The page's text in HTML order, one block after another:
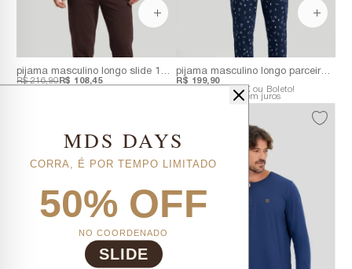
pijama masculino longo slide 100% algodão | acompanha embalagem personalizada
R$ 216,90R$ 108,45
pijama masculino longo parceiros | meia malha com estampa exclusiva
no PIX ou Boleto!
R$ 199,90
R$ 33,32sem juros
MDS DAYS
CORRA, É POR TEMPO LIMITADO
50% OFF
NO COORDENADO
SLIDE